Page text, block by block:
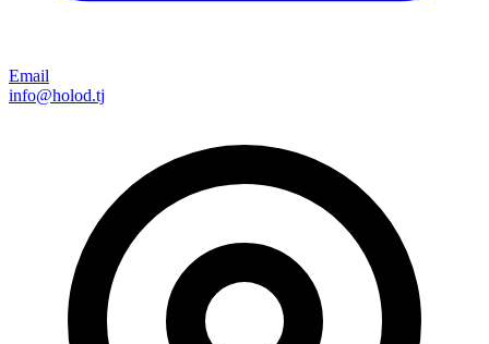
Email
info@holod.tj